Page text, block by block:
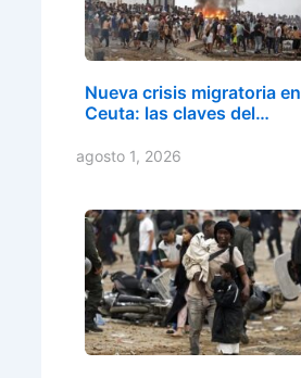
Nueva crisis migratoria en
Ceuta: las claves del…
agosto 1, 2026